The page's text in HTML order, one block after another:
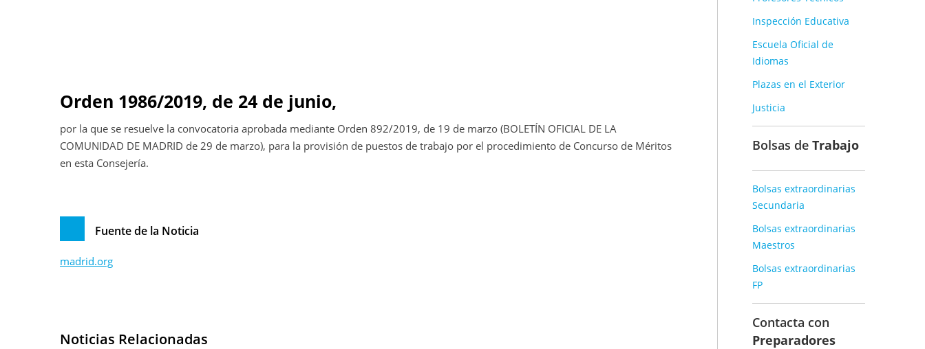
Orden 1986/2019, de 24 de junio,
por la que se resuelve la convocatoria aprobada mediante Orden 892/2019, de 19 de marzo (BOLETÍN OFICIAL DE LA
COMUNIDAD DE MADRID de 29 de marzo), para la provisión de puestos de trabajo por el procedimiento de Concurso de Méritos
en esta Consejería.
Fuente de la Noticia
madrid.org
Noticias Relacionadas
Inspección Educativa
Escuela Oficial de
Idiomas
Plazas en el Exterior
Justicia
Bolsas de Trabajo
Bolsas extraordinarias
Secundaria
Bolsas extraordinarias
Maestros
Bolsas extraordinarias
FP
Contacta con
Preparadores